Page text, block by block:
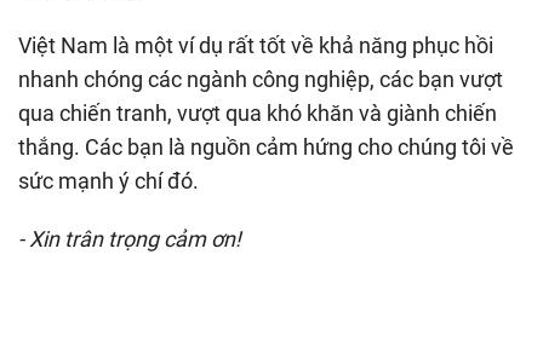
Việt Nam là một ví dụ rất tốt về khả năng phục hồi
nhanh chóng các ngành công nghiệp, các bạn vượt
qua chiến tranh, vượt qua khó khăn và giành chiến
thắng. Các bạn là nguồn cảm hứng cho chúng tôi về
sức mạnh ý chí đó.
- Xin trân trọng cảm ơn!